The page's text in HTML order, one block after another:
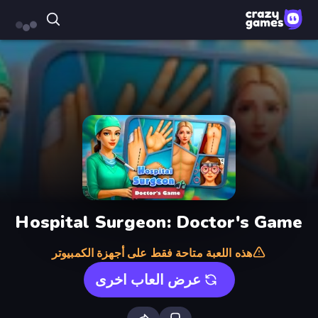
Hospital Surgeon: Doctor's Game
هذه اللعبة متاحة فقط على أجهزة الكمبيوتر
عرض العاب اخرى